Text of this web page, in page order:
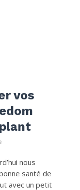
vos
nous
santé de
avec un petit